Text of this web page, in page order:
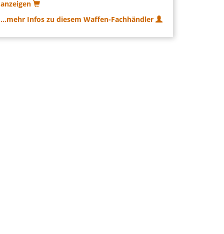
anzeigen
...mehr Infos zu diesem Waffen-Fachhändler